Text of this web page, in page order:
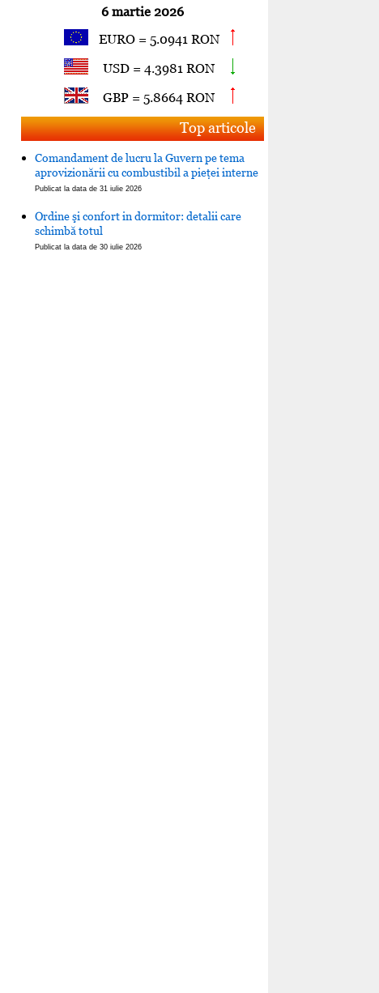
6 martie 2026
EURO = 5.0941 RON
USD = 4.3981 RON
GBP = 5.8664 RON
Top articole
Comandament de lucru la Guvern pe tema
aprovizionării cu combustibil a pieţei interne
Publicat la data de 31 iulie 2026
Ordine şi confort in dormitor: detalii care
schimbă totul
Publicat la data de 30 iulie 2026